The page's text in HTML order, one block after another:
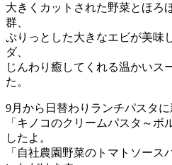
大きくカットされた野菜とほろ
群、
ぷりっとした大きなエビが美味
ダ、
じんわり癒してくれる温かいス
た。
9月から日替わりランチパスタに
「キノコのクリームパスタ～ボ
したよ。
「自社農園野菜のトマトソー